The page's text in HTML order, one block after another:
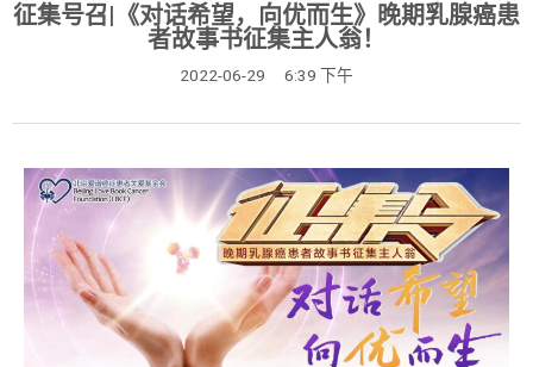
征集号召|《对话希望，向优而生》晚期乳腺癌患
者故事书征集主人翁！
2022-06-29 6:39 下午